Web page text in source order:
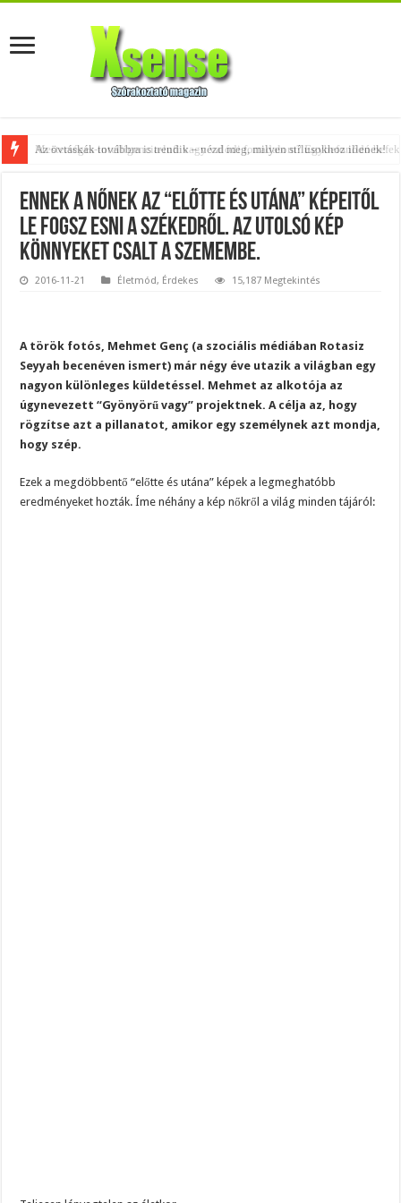
Az övtáskák továbbra is trendik – nézd meg, milyen stílusokhoz illenek!
Ennek a nőnek az “előtte és utána” képeitől
le fogsz esni a székedről. Az utolsó kép
könnyeket csalt a szemembe.
2016-11-21 Életmód, Érdekes 15,187 Megtekintés
A török fotós, Mehmet Genç (a szociális médiában Rotasiz
Seyyah becenéven ismert) már négy éve utazik a világban egy
nagyon különleges küldetéssel. Mehmet az alkotója az
úgynevezett “Gyönyörű vagy” projektnek. A célja az, hogy
rögzítse azt a pillanatot, amikor egy személynek azt mondja,
hogy szép.
Ezek a megdöbbentő “előtte és utána” képek a legmeghatóbb
eredményeket hozták. Íme néhány a kép nőkről a világ minden tájáról: